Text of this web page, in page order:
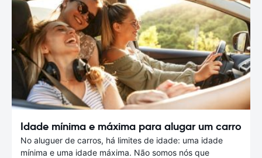
Idade mínima e máxima para alugar um carro
No aluguer de carros, há limites de idade: uma idade
mínima e uma idade máxima. Não somos nós que